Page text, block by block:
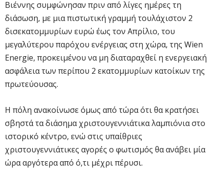
Βιέννης συμφώνησαν πριν από λίγες ημέρες τη
διάσωση, με μια πιστωτική γραμμή τουλάχιστον 2
δισεκατομμυρίων ευρώ έως τον Απρίλιο, του
μεγαλύτερου παρόχου ενέργειας στη χώρα, της Wien
Energie, προκειμένου να μη διαταραχθεί η ενεργειακή
ασφάλεια των περίπου 2 εκατομμυρίων κατοίκων της
πρωτεύουσας.
Η πόλη ανακοίνωσε όμως από τώρα ότι θα κρατήσει
σβηστά τα διάσημα χριστουγεννιάτικα λαμπιόνια στο
ιστορικό κέντρο, ενώ στις υπαίθριες
χριστουγεννιάτικες αγορές ο φωτισμός θα ανάβει μία
ώρα αργότερα από ό,τι μέχρι πέρυσι.